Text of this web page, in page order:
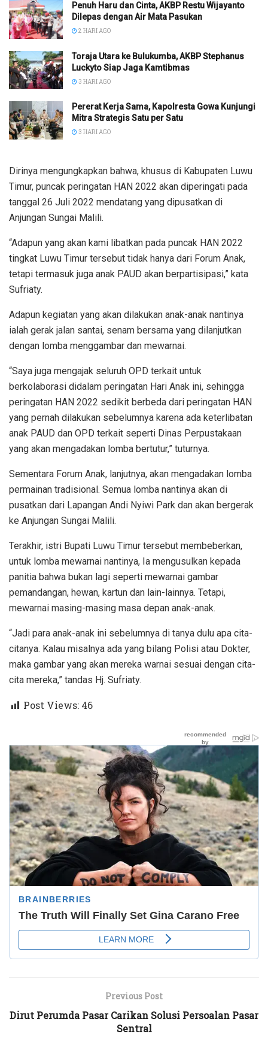
Penuh Haru dan Cinta, AKBP Restu Wijayanto
Dilepas dengan Air Mata Pasukan
2 HARI AGO
Toraja Utara ke Bulukumba, AKBP Stephanus
Luckyto Siap Jaga Kamtibmas
3 HARI AGO
Pererat Kerja Sama, Kapolresta Gowa Kunjungi
Mitra Strategis Satu per Satu
3 HARI AGO
Dirinya mengungkapkan bahwa, khusus di Kabupaten Luwu
Timur, puncak peringatan HAN 2022 akan diperingati pada
tanggal 26 Juli 2022 mendatang yang dipusatkan di
Anjungan Sungai Malili.
“Adapun yang akan kami libatkan pada puncak HAN 2022
tingkat Luwu Timur tersebut tidak hanya dari Forum Anak,
tetapi termasuk juga anak PAUD akan berpartisipasi,” kata
Sufriaty.
Adapun kegiatan yang akan dilakukan anak-anak nantinya
ialah gerak jalan santai, senam bersama yang dilanjutkan
dengan lomba menggambar dan mewarnai.
“Saya juga mengajak seluruh OPD terkait untuk
berkolaborasi didalam peringatan Hari Anak ini, sehingga
peringatan HAN 2022 sedikit berbeda dari peringatan HAN
yang pernah dilakukan sebelumnya karena ada keterlibatan
anak PAUD dan OPD terkait seperti Dinas Perpustakaan
yang akan mengadakan lomba bertutur,” tuturnya.
Sementara Forum Anak, lanjutnya, akan mengadakan lomba
permainan tradisional. Semua lomba nantinya akan di
pusatkan dari Lapangan Andi Nyiwi Park dan akan bergerak
ke Anjungan Sungai Malili.
Terakhir, istri Bupati Luwu Timur tersebut membeberkan,
untuk lomba mewarnai nantinya, Ia mengusulkan kepada
panitia bahwa bukan lagi seperti mewarnai gambar
pemandangan, hewan, kartun dan lain-lainnya. Tetapi,
mewarnai masing-masing masa depan anak-anak.
“Jadi para anak-anak ini sebelumnya di tanya dulu apa cita-
citanya. Kalau misalnya ada yang bilang Polisi atau Dokter,
maka gambar yang akan mereka warnai sesuai dengan cita-
cita mereka,” tandas Hj. Sufriaty.
Post Views: 46
Previous Post
Dirut Perumda Pasar Carikan Solusi Persoalan Pasar
Sentral